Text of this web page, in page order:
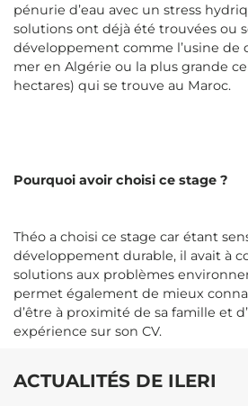
pénurie d’eau avec un stress
solutions ont déjà été trouvées ou
développement comme l’usine de
mer en Algérie ou la plus grande
hectares) qui se trouve au Maroc.
Pourquoi avoir choisi ce stage ?
Théo a choisi ce stage car étant
développement durable, il avait à
solutions aux problèmes
permet également de mieux
d’être à proximité de sa famille et
expérience sur son CV.
ACTUALITÉS DE ILERI